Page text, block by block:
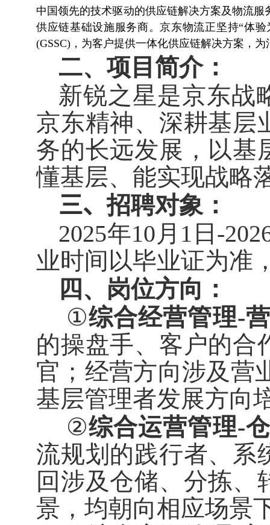
中国领先的技术驱动的供应链解决方案及物流
供应链基础设施服务商。京东物流正坚持“体
(GSSC) ，为客户提供一体化供应链解决方案，
二、项目简介：
新锐之星是京东战
京东精神、深耕基层
务的长远发展，以基
懂基层、能实现战略
三、招聘对象：
2025年10月 1 日 -
业时间以毕业证为准
四、岗位方向：
①综合经营管理-
的操盘手、客户的合
官；经营方向涉及营
基层管理者发展方向
②综合运营管理-
流规划的践行者、系
回涉及仓储、分拣、
景，均朝向相应场景